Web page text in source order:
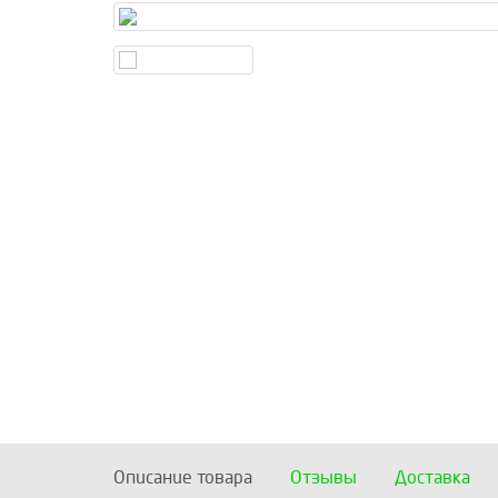
Описание товара Отзывы Доставка